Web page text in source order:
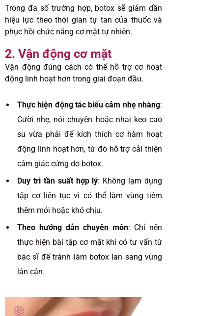
Trong đa số trường hợp, botox sẽ giảm dần
hiệu lực theo thời gian tự tan của thuốc và
phục hồi chức năng cơ mặt tự nhiên.
2. Vận động cơ mặt
Vận động đúng cách có thể hỗ trợ cơ hoạt
động linh hoạt hơn trong giai đoạn đầu.
Thực hiện động tác biểu cảm nhẹ nhàng:
Cười nhẹ, nói chuyện hoặc nhai kẹo cao
su vừa phải để kích thích cơ hàm hoạt
động linh hoạt hơn, từ đó hỗ trợ cải thiện
cảm giác cứng do botox.
Duy trì tần suất hợp lý: Không lạm dụng
tập cơ liên tục vì có thể làm vùng tiêm
thêm mỏi hoặc khó chịu.
Theo hướng dẫn chuyên môn: Chỉ nên
thực hiện bài tập cơ mặt khi có tư vấn từ
bác sĩ để tránh làm botox lan sang vùng
lân cận.